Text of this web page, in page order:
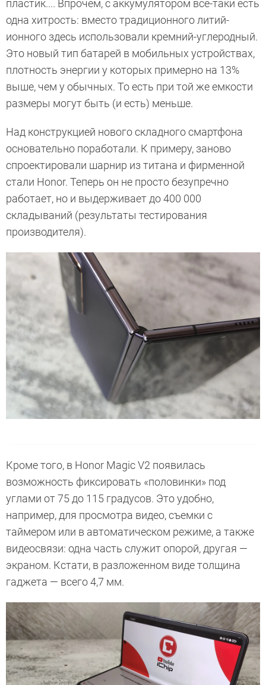
пластик.... Впрочем, с аккумулятором все-таки есть
одна хитрость: вместо традиционного литий-
ионного здесь использовали кремний-углеродный.
Это новый тип батарей в мобильных устройствах,
плотность энергии у которых примерно на 13%
выше, чем у обычных. То есть при той же емкости
размеры могут быть (и есть) меньше.
Над конструкцией нового складного смартфона
основательно поработали. К примеру, заново
спроектировали шарнир из титана и фирменной
стали Honor. Теперь он не просто безупречно
работает, но и выдерживает до 400 000
складываний (результаты тестирования
производителя).
Кроме того, в Honor Magic V2 появилась
возможность фиксировать «половинки» под
углами от 75 до 115 градусов. Это удобно,
например, для просмотра видео, съемки с
таймером или в автоматическом режиме, а также
видеосвязи: одна часть служит опорой, другая —
экраном. Кстати, в разложенном виде толщина
гаджета — всего 4,7 мм.